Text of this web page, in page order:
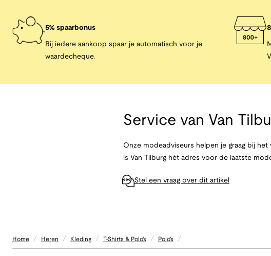
5% spaarbonus
Bij iedere aankoop spaar je automatisch voor je
waardecheque.
Service van Van
Onze modeadviseurs helpen je graag bij
is Van Tilburg hét adres voor de laatste
Stel een vraag over dit artikel
Home / Heren / Kleding / T-Shirts & Polo's / Polo's /